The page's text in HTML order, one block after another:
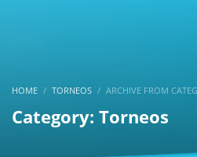
HOME TORNEOS ARCHIVE FROM
Category: Torneos